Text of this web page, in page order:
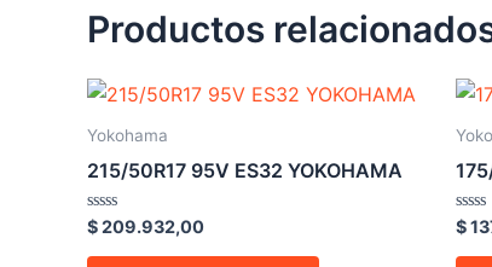
Productos
Yokohama
215/50R17 95V ES32 YOKOHAMA
Valorado
en
0
$209.932,00
en
0
$